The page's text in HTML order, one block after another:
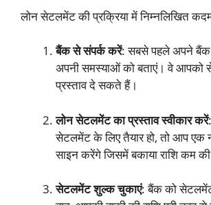
लोन सेटलमेंट की प्रक्रिया में निम्नलिखित
बैंक से संपर्क करें: सबसे पहले अपने
अपनी समस्याओं को बताएं। वे
प्रस्ताव दे सकते हैं।
लोन सेटलमेंट का प्रस्ताव स्वीकार करें
सेटलमेंट के लिए तैयार हो, तो आप एक
साइन करेंगे जिसमें बकाया राशि कम
सेटलमेंट शुल्क चुकाएं: बैंक को